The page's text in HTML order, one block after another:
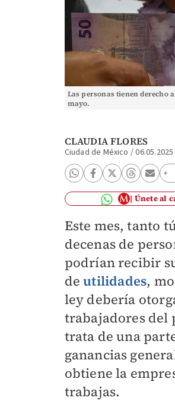
Las personas tienen derecho
mayo.
CLAUDIA FLORES
Ciudad de México /
Únete al
Este mes, tanto
decenas de
podrían recibir
de utilidades,
ley debería
trabajadores del
trata de una
ganancias
obtiene la
trabajas.